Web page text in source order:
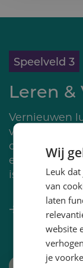
Speelveld 3
Leren
Vernieuwen
van het
om een
een nieuwe
is hoe je als
Wij
Leuk
van
laten
website
je